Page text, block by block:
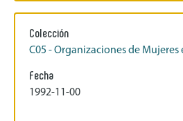
Colección
C05 - Organizaciones de
Fecha
1992-11-00